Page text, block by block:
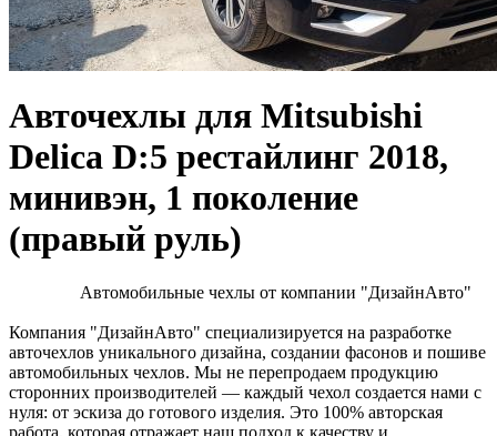
Авточехлы для Mitsubishi
Delica D:5 рестайлинг 2018,
минивэн, 1 поколение
(правый руль)
Автомобильные чехлы от компании "ДизайнАвто"
Компания "ДизайнАвто" специализируется на разработке
авточехлов уникального дизайна, создании фасонов и пошиве
автомобильных чехлов. Мы не перепродаем продукцию
сторонних производителей — каждый чехол создается нами с
нуля: от эскиза до готового изделия. Это 100% авторская
работа, которая отражает наш подход к качеству и